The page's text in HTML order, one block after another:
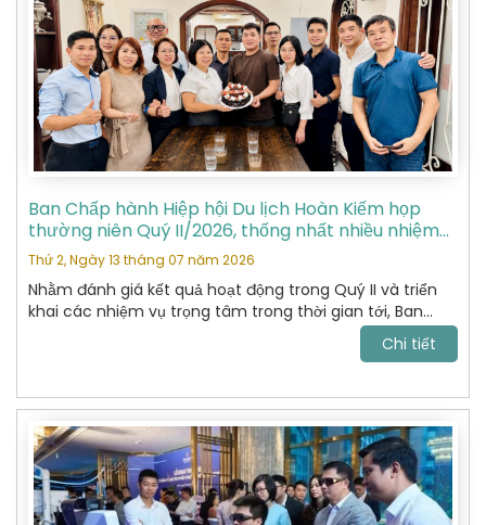
Ban Chấp hành Hiệp hội Du lịch Hoàn Kiếm họp
thường niên Quý II/2026, thống nhất nhiều nhiệm
vụ trọng tâm
Thứ 2, Ngày 13 tháng 07 năm 2026
Nhằm đánh giá kết quả hoạt động trong Quý II và triển
khai các nhiệm vụ trọng tâm trong thời gian tới, Ban
Chấp hành Hiệp hội Du lịch Hoàn Kiếm đã tổ chức cuộc
họp thường niên Quý II năm 2026 với sự tham dự của
môn.
Chi tiết